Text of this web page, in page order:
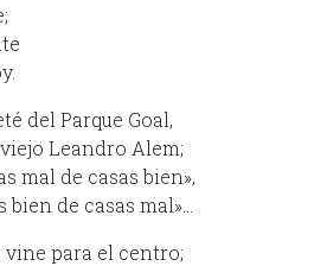
del Parque Goal,
Leandro Alem;
mal de casas bien»,
de casas mal»…
para el centro;